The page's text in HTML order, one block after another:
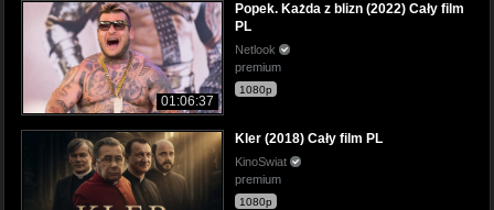
01:06:37
Popek. Każda z blizn (2022) Cały film
PL
Netlook
premium
1080p
Kler (2018) Cały film PL
KinoSwiat
premium
1080p